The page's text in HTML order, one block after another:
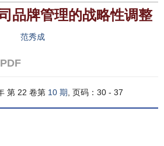
品牌管理的战略性调整
范秀成
第 22 卷第 10 期 , 页码：30 - 37